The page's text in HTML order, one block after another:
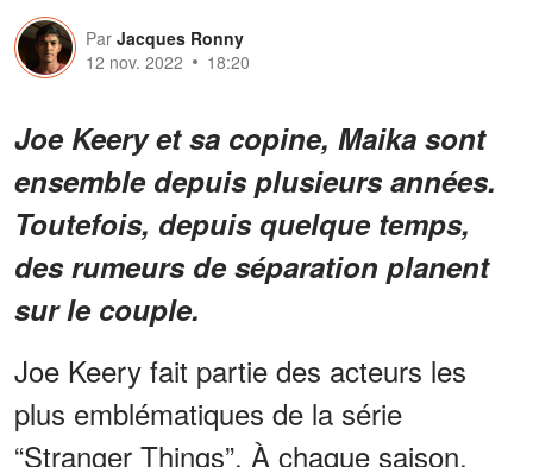
Par Jacques Ronny
12 nov. 2022
18:20
Joe Keery et sa copine, Maika sont
ensemble depuis plusieurs années.
Toutefois, depuis quelque temps,
des rumeurs de séparation planent
sur le couple.
Joe Keery fait partie des acteurs les
plus emblématiques de la série
“Stranger Things”. À chaque saison,